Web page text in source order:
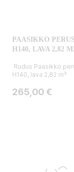
PAASIKKO
H140, LAVA 2,82
Rudus Paasikko
H140, lava 2,82 m²
Hinta
265,00 €